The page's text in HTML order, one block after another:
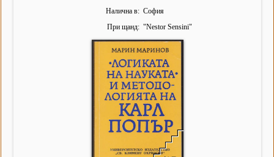
Налична в
София
При щанд
"Nestor Sensini"